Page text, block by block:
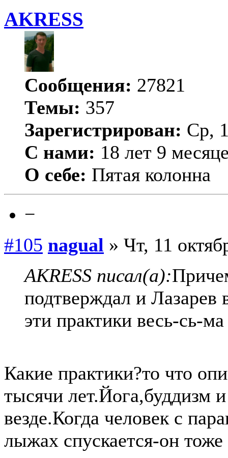
AKRESS
Сообщения: 27821
Темы: 357
Зарегистрирован: Ср,
С нами: 18 лет 9
О себе: Пятая колонна
−
#105 nagual » Чт, 11
AKRESS писал(а):
подтверждал и Лазарев
эти практики весь-сь-
Какие практики?то что
тысячи лет.Йога,буддизм
везде.Когда человек с
лыжах спускается-он тоже